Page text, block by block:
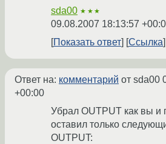
sda00 ★★★
09.08.2007 18:13:57
Показать ответ
Ссылка
Ответ на: комментарий от sda00
+00:00
Убрал OUTPUT как вы и
оставил только
OUTPUT: